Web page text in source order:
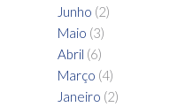
Junho (2)
Maio (3)
Abril (6)
Março (4)
Janeiro (2)